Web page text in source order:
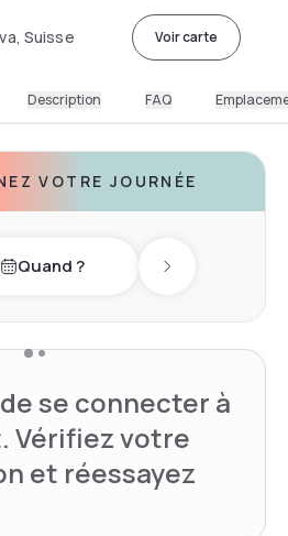
Suisse Voir carte
Description FAQ
VOTRE JOURNÉE
Quand ? Next day
se connecter à
Vérifiez votre
et réessayez